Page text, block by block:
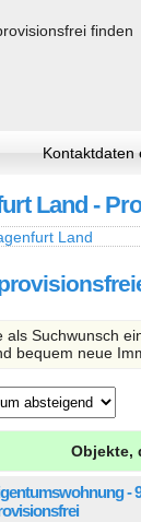
Kontaktdaten
Land -
Land
als Suchwunsch
bequem neue
Objekte,
-